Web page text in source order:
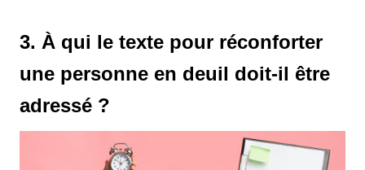
3. À qui le texte pour réconforter
une personne en deuil doit-il être
adressé ?